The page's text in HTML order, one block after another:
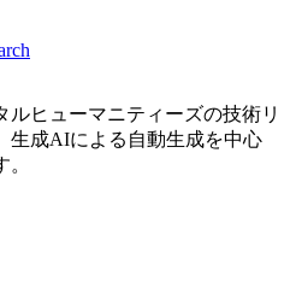
ルヒューマニティーズの技術リ
生成AIによる自動生成を中心